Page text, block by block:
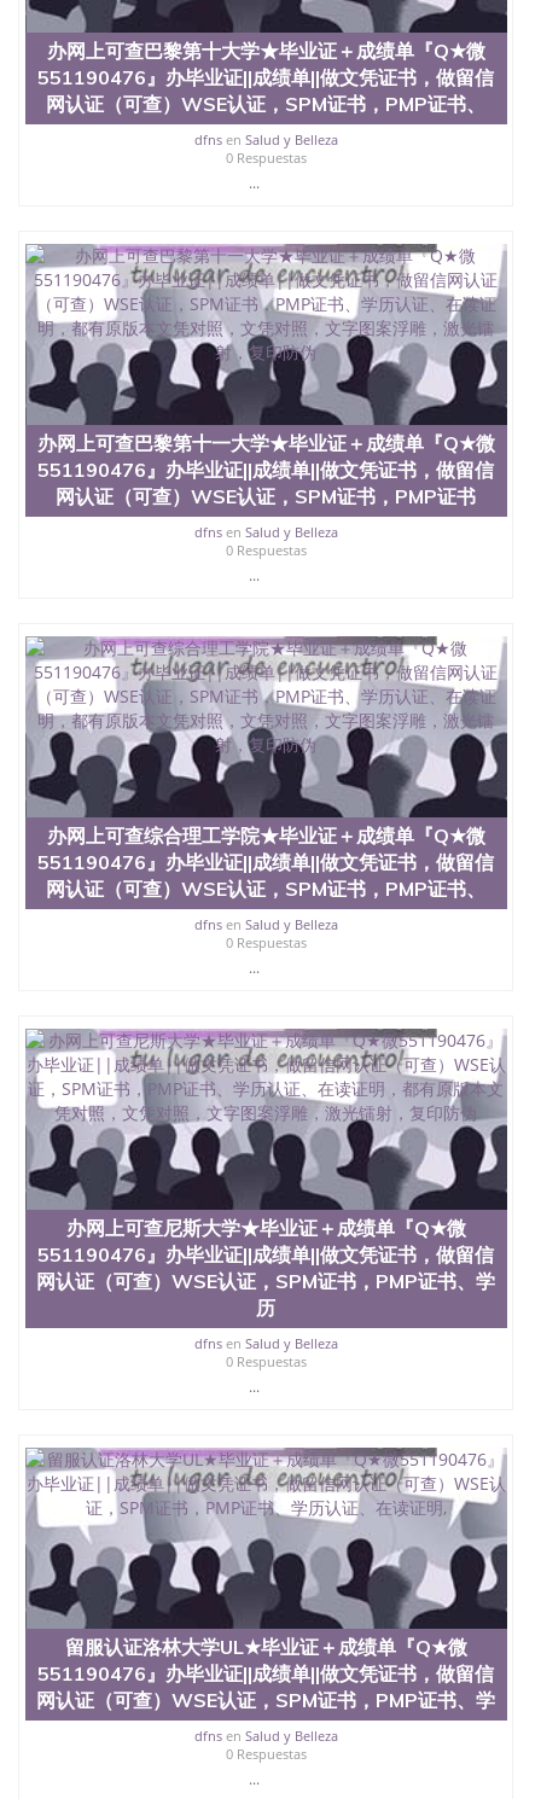
University）圣何塞州立大学学历证书（San Jose
State University）圣何塞州立大学学历证书（San
Jose State University）圣何塞州立大学学历证书
（San Jose State University）澳洲读书未毕业找人做
文凭学位qq微信551190476澳洲读CQU中央昆士兰大
学学历 绩单购买学位证书/澳洲读本科硕士做文凭/购
买澳洲大学毕业证成绩单假文凭学历
士做文凭/购买澳洲大学毕业证成绩单假文凭学历留
服认证尼斯大学★毕业证＋成绩单『Q★微
551190476』办毕业证||成绩单||做文凭证书，做留信
网认证（可查）WSE认证，SPM证书，PMP证书、学
历认证、在读证明,
办网上可查巴黎第十大学★毕业证＋成绩单『Q★微
551190476』办毕业证||成绩单||做文凭证书，做留信
网认证（可查）WSE认证，SPM证书，PMP证书、
dfnsen Salud y Belleza
0 Respuestas
...
办网上可查巴黎第十一大学★毕业证＋成绩单『Q★微
551190476』办毕业证||成绩单||做文凭证书，做留信
网认证（可查）WSE认证，SPM证书，PMP证书
dfnsen Salud y Belleza
0 Respuestas
...
办网上可查综合理工学院★毕业证＋成绩单『Q★微
551190476』办毕业证||成绩单||做文凭证书，做留信
网认证（可查）WSE认证，SPM证书，PMP证书、
dfnsen Salud y Belleza
0 Respuestas
...
办网上可查尼斯大学★毕业证＋成绩单『Q★微
551190476』办毕业证||成绩单||做文凭证书，做留信
网认证（可查）WSE认证，SPM证书，PMP证书、学
历
dfnsen Salud y Belleza
0 Respuestas
...
留服认证洛林大学UL★毕业证＋成绩单『Q★微
551190476』办毕业证||成绩单||做文凭证书，做留信
网认证（可查）WSE认证，SPM证书，PMP证书、学
dfnsen Salud y Belleza
0 Respuestas
...